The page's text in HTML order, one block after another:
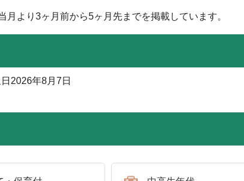
より3ヶ月前から5ヶ月先までを掲載しています。
2026年8月7日